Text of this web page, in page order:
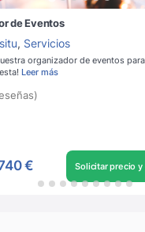
de Eventos
, Servicios
organizador de eventos
Leer más
€ Solicitar precio